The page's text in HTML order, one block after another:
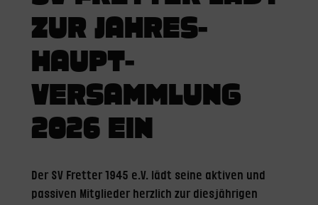
ZUR JAHRES­
HAUPT­
VERSAMMLUNG
2026 EIN
Der SV Fretter 1945 e.V. lädt seine aktiven und
passiven Mitglieder herzlich zur diesjährigen